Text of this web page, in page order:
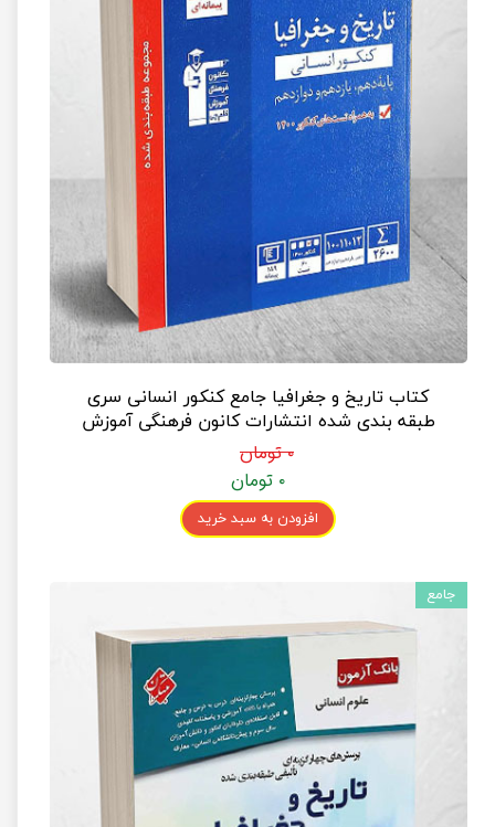
کتاب تاریخ و جغرافیا جامع کنکور انسانی سری
طبقه بندی شده انتشارات کانون فرهنگی آموزش
۰ تومان
۰ تومان
افزودن به سبد خرید
جامع